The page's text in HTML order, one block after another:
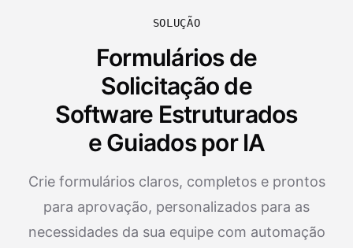
SOLUÇÃO
Formulários de
Solicitação de
Software Estruturados
e Guiados por IA
Crie formulários claros, completos e prontos
para aprovação, personalizados para as
necessidades da sua equipe com automação